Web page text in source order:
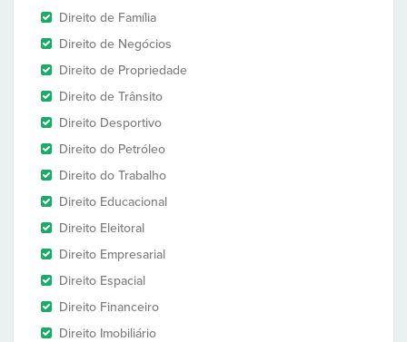
Direito de Família
Direito de Negócios
Direito de Propriedade
Direito de Trânsito
Direito Desportivo
Direito do Petróleo
Direito do Trabalho
Direito Educacional
Direito Eleitoral
Direito Empresarial
Direito Espacial
Direito Financeiro
Direito Imobiliário